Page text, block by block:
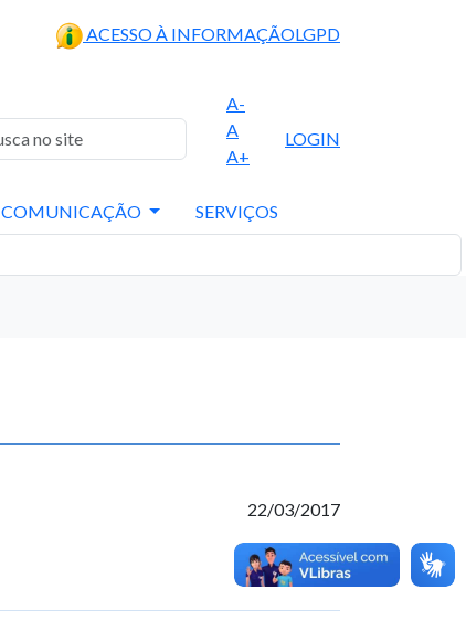
ACESSO À INFORMAÇÃOLGPD
A-
A
A+
LOGIN
COMUNICAÇÃO SERVIÇOS
22/03/2017